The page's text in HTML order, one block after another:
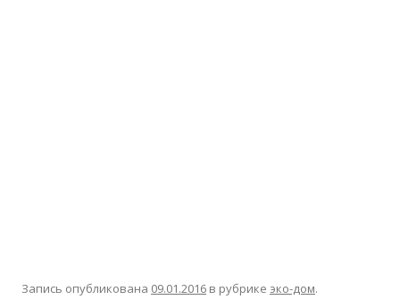
Запись опубликована 09.01.2016 в рубрике эко-дом.